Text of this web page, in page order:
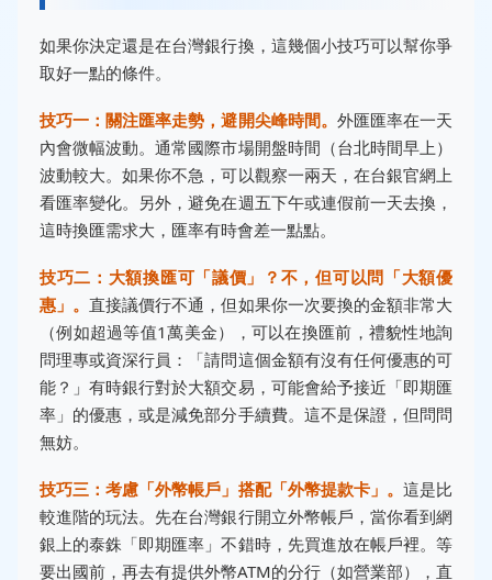
如果你決定還是在台灣銀行換，這幾個小技巧可以幫你爭
取好一點的條件。
技巧一：關注匯率走勢，避開尖峰時間。 外匯匯率在一天
內會微幅波動。通常國際市場開盤時間（台北時間早上）
波動較大。如果你不急，可以觀察一兩天，在台銀官網上
看匯率變化。另外，避免在週五下午或連假前一天去換，
這時換匯需求大，匯率有時會差一點點。
技巧二：大額換匯可「議價」？不，但可以問「大額優
惠」。直接議價行不通，但如果你一次要換的金額非常大
（例如超過等值1萬美金），可以在換匯前，禮貌性地詢
問理專或資深行員：「請問這個金額有沒有任何優惠的可
能？」有時銀行對於大額交易，可能會給予接近「即期匯
率」的優惠，或是減免部分手續費。這不是保證，但問問
無妨。
技巧三：考慮「外幣帳戶」搭配「外幣提款卡」。 這是比
較進階的玩法。先在台灣銀行開立外幣帳戶，當你看到網
銀上的泰銖「即期匯率」不錯時，先買進放在帳戶裡。等
要出國前，再去有提供外幣ATM的分行（如營業部），直